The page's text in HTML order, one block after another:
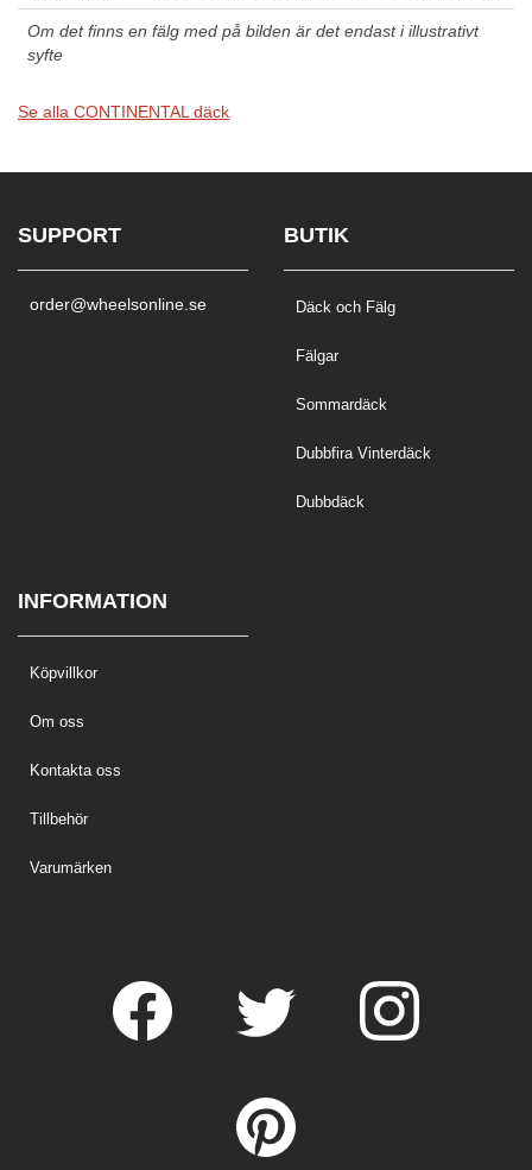
Om det finns en fälg med på bilden är det endast i illustrativt
syfte
Se alla CONTINENTAL däck
SUPPORT
order@wheelsonline.se
BUTIK
Däck och Fälg
Fälgar
Sommardäck
Dubbfira Vinterdäck
Dubbdäck
INFORMATION
Köpvillkor
Om oss
Kontakta oss
Tillbehör
Varumärken